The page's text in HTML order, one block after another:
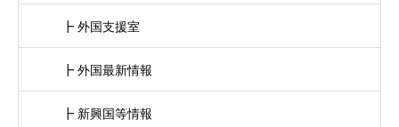
┣ 外国支援室
┣ 外国最新情報
┣ 新興国等情報